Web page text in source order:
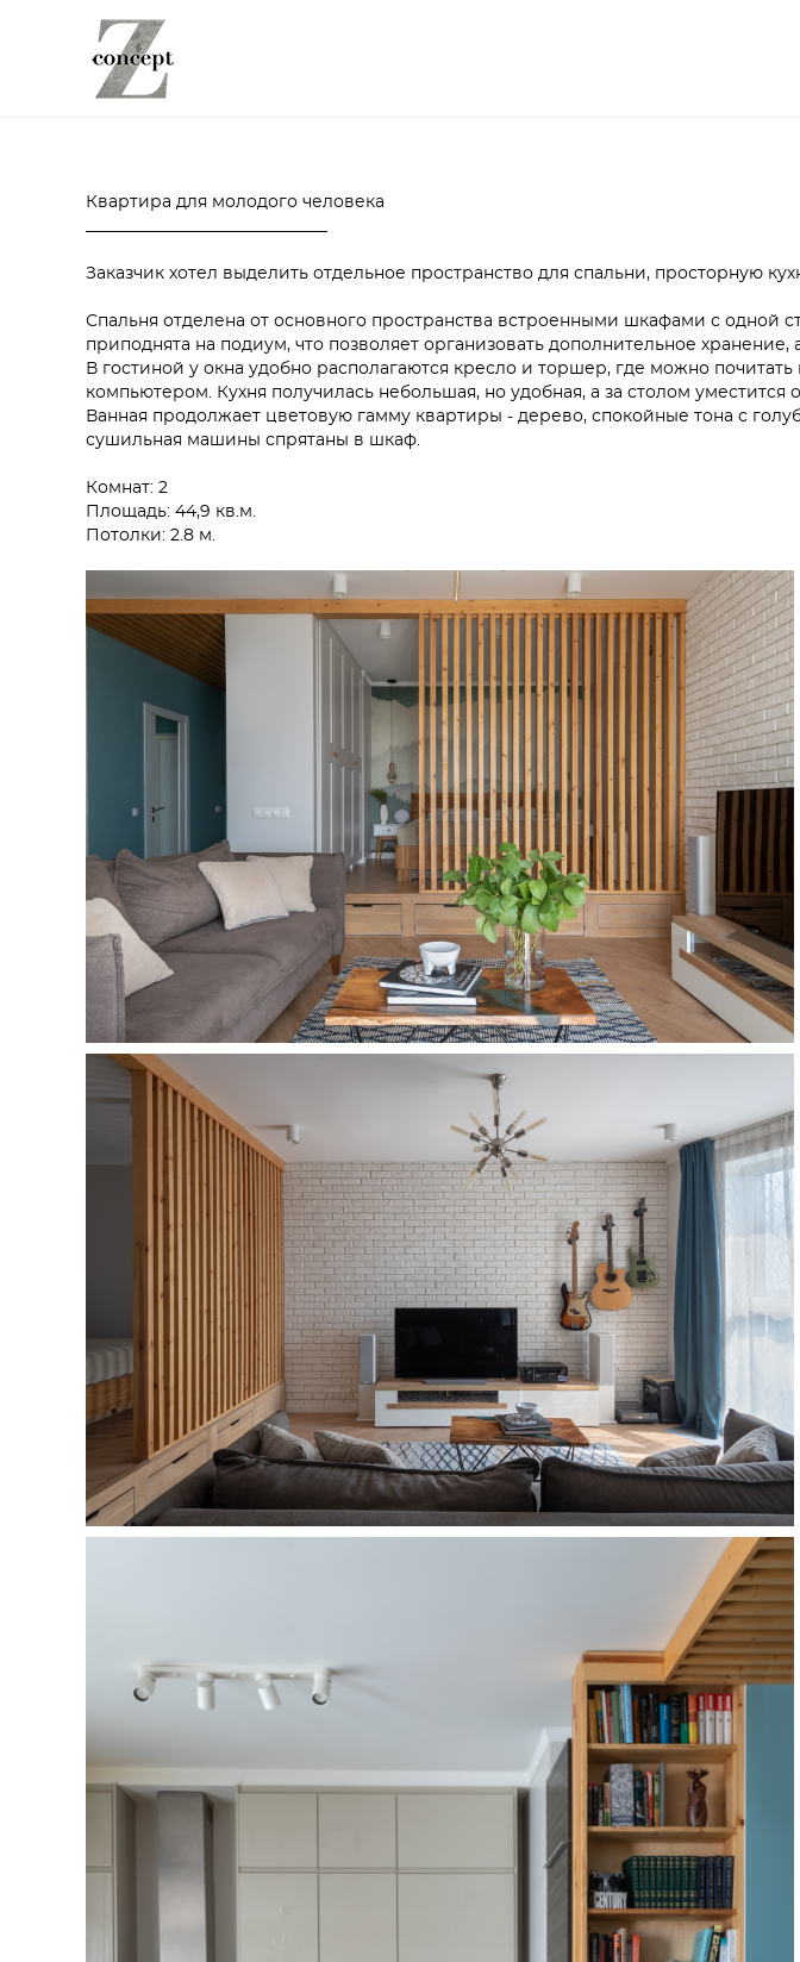
Квартира для молодого человека
Заказчик хотел выделить отдельное пространство для спальни, просторную
Спальня отделена от основного пространства встроенными шкафами с одной
приподнята на подиум, что позволяет организовать дополнительное
В гостиной у окна удобно располагаются кресло и торшер, где можно
компьютером. Кухня получилась небольшая, но удобная, а за столом уместится
Ванная продолжает цветовую гамму квартиры - дерево, спокойные тона с
сушильная машины спрятаны в шкаф.
Комнат: 2
Площадь: 44,9 кв.м.
Потолки: 2.8 м.